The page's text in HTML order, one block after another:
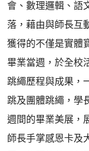
會、數理邏輯、語
落，藉由與師長互
獲得的不僅是實體
畢業當週，於全校
跳繩歷程與成果，
跳及團體跳繩，學
週間的畢業美展，
師長手掌感恩卡及